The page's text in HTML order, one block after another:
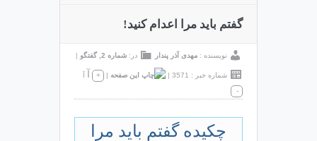
گفتم باید مرا اعدام کنید!
نویسنده : مهدی آذر پندار در: شماره 2 گفتگو |
شماره خبر : 3571 |
|
+ آ آ
-
چکیده گفتم باید مرا